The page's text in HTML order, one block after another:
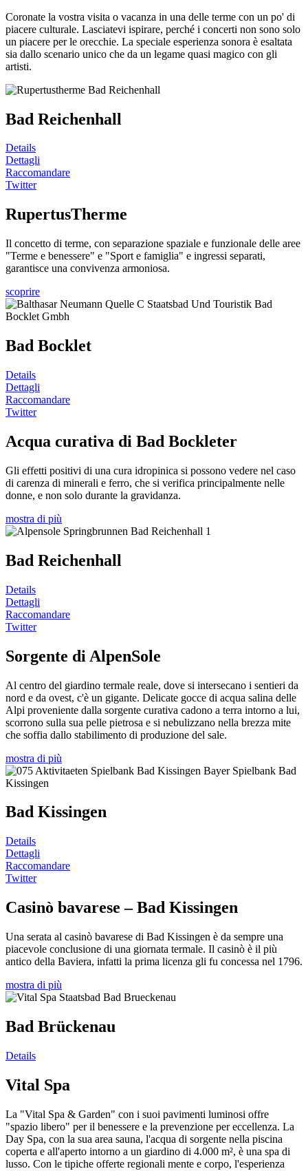
Coronate la vostra visita o vacanza in una delle terme con un po' di
piacere culturale. Lasciatevi ispirare, perché i concerti non sono solo
un piacere per le orecchie. La speciale esperienza sonora è esaltata
sia dallo scenario unico che da un legame quasi magico con gli
artisti.
Bad Reichenhall
Details
Dettagli
Raccomandare
Twitter
RupertusTherme
Il concetto di terme, con separazione spaziale e funzionale delle aree
"Terme e benessere" e "Sport e famiglia" e ingressi separati,
garantisce una convivenza armoniosa.
scoprire
Bad Bocklet
Details
Dettagli
Raccomandare
Twitter
Acqua curativa di Bad Bockleter
Gli effetti positivi di una cura idropinica si possono vedere nel caso
di carenza di minerali e ferro, che si verifica principalmente nelle
donne, e non solo durante la gravidanza.
mostra di più
Bad Reichenhall
Details
Dettagli
Raccomandare
Twitter
Sorgente di AlpenSole
Al centro del giardino termale reale, dove si intersecano i sentieri da
nord e da ovest, c'è un gigante. Delicate gocce di acqua salina delle
Alpi proveniente dalla sorgente curativa cadono a terra intorno a lui,
scorrono sulla sua pelle pietrosa e si nebulizzano nella brezza mite
che soffia dallo stabilimento di produzione del sale.
mostra di più
Bad Kissingen
Details
Dettagli
Raccomandare
Twitter
Casinò bavarese – Bad Kissingen
Una serata al casinò bavarese di Bad Kissingen è da sempre una
piacevole conclusione di una giornata termale. Il casinò è il più
antico della Baviera, infatti la prima licenza gli fu concessa nel 1796.
mostra di più
Bad Brückenau
Details
Vital Spa
La "Vital Spa & Garden" con i suoi pavimenti luminosi offre
"spazio libero" per il benessere e la prevenzione per eccellenza. La
Day Spa, con la sua area sauna, l'acqua di sorgente nella piscina
coperta e all'aperto intorno a un giardino di 4.000 m², è una spa di
lusso. Con le tipiche offerte regionali mente e corpo, l'esperienza